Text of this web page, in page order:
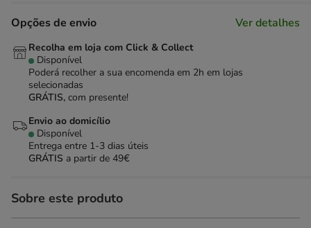
Opções de envio Ver detalhes
Recolha em loja com Click & Collect
Disponível
Poderá recolher a sua encomenda em 2h em lojas
selecionadas
GRÁTIS, com presente!
Envio ao domicílio
Disponível
Entrega entre 1-3 dias úteis
GRÁTIS a partir de 49€
Sobre este produto